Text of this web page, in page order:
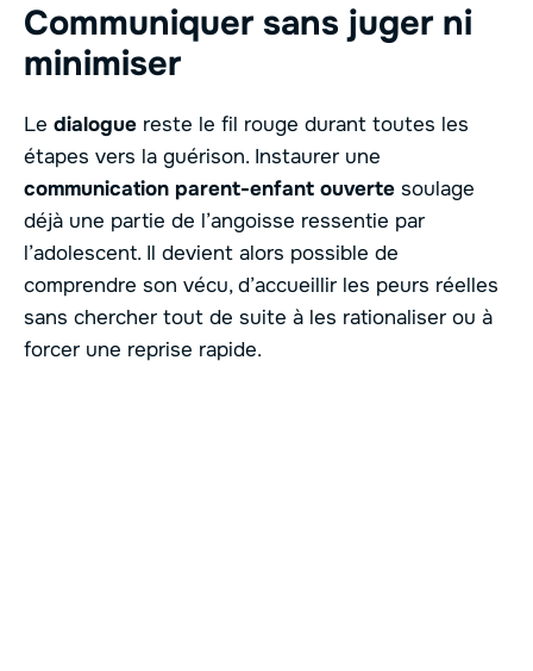
Communiquer sans juger ni
minimiser
Le dialogue reste le fil rouge durant toutes les
étapes vers la guérison. Instaurer une
communication parent-enfant ouverte soulage
déjà une partie de l’angoisse ressentie par
l’adolescent. Il devient alors possible de
comprendre son vécu, d’accueillir les peurs réelles
sans chercher tout de suite à les rationaliser ou à
forcer une reprise rapide.